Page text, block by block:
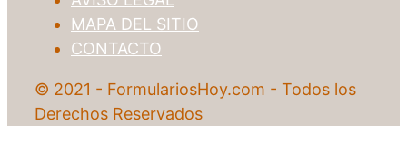
MAPA DEL SITIO
CONTACTO
© 2021 - FormulariosHoy.com - Todos los
Derechos Reservados